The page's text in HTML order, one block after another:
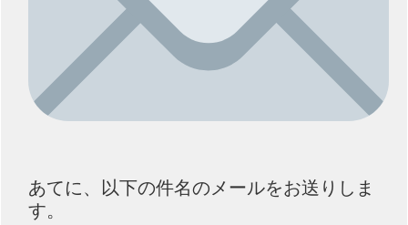
あてに、
以下の件名のメールをお送りしま
す。